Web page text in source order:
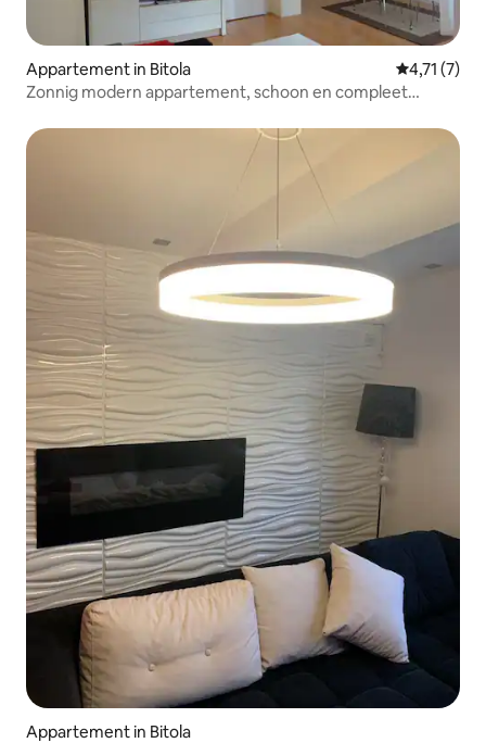
Appartement in Bitola
4,71 (7)
Zonnig modern appartement, schoon en compleet
Appartement in Bitola